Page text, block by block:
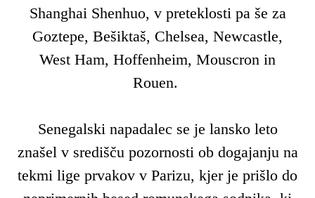
Shanghai Shenhuo, v preteklosti pa še za
Goztepe, Bešiktaš, Chelsea, Newcastle,
West Ham, Hoffenheim, Mouscron in
Rouen.
Senegalski napadalec se je lansko leto
znašel v središču pozornosti ob dogajanju na
tekmi lige prvakov v Parizu, kjer je prišlo do